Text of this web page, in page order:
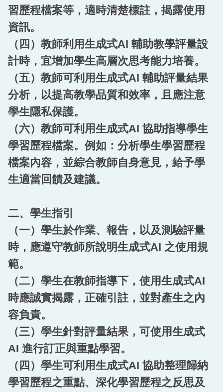
習歷程檔案等，適時清楚標註，揭露使用
資訊。
（四）教師利用生成式AI 輔助教學評量設
計時，宜增加學生高層次思考能力培養。
（五）教師可利用生成式AI 輔助評量結果
分析，以提高教學品質和效率，且應注意
學生隱私保護。
（六）教師可利用生成式AI 協助指導學生
學習歷程檔案。例如：分析學生學習歷程
檔案內容，並綜合教師自身意見，給予學
生適當回饋及建議。
二、學生指引
（一）學生於作業、報告，以及測驗評量
時，應遵守教師所說明生成式AI 之使用規
範。
（二）學生在教師指導下，使用生成式AI
時應誠實揭露，正確引註，並對產生之內
容負責。
（三）學生針對評量結果，可使用生成式
AI 進行訂正與重點學習。
（四）學生可利用生成式AI 協助整理歸納
學習歷程之重點、深化學習歷程之反思及